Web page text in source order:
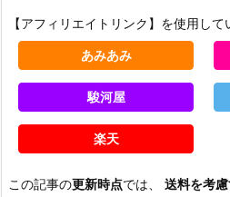
【アフィリエイトリンク】を使用して
あみあみ
駿河屋
楽天
この記事の更新時点では、 送料を考